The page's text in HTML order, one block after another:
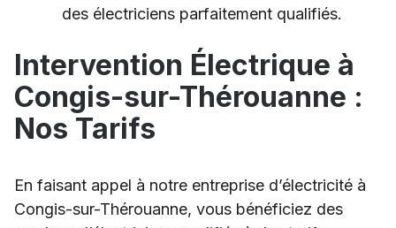
des électriciens parfaitement qualifiés.
Intervention Électrique à
Congis-sur-Thérouanne :
Nos Tarifs
En faisant appel à notre entreprise d’électricité à
Congis-sur-Thérouanne, vous bénéficiez des